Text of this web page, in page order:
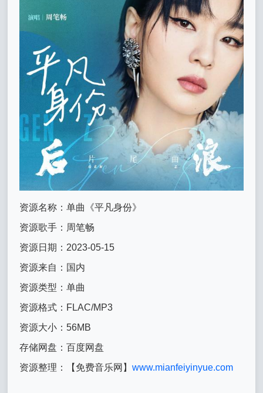
资源名称：单曲《平凡身份》
资源歌手：周笔畅
资源日期：2023-05-15
资源来自：国内
资源类型：单曲
资源格式：FLAC/MP3
资源大小：56MB
存储网盘：百度网盘
资源整理：【免费音乐网】www.mianfeiyinyue.com